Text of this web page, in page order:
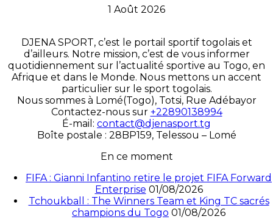
1 Août 2026
DJENA SPORT, c’est le portail sportif togolais et
d’ailleurs. Notre mission, c’est de vous informer
quotidiennement sur l’actualité sportive au Togo, en
Afrique et dans le Monde. Nous mettons un accent
particulier sur le sport togolais.
Nous sommes à Lomé(Togo), Totsi, Rue Adébayor
Contactez-nous sur +22890138994
É-mail: contact@djenasport.tg
Boîte postale : 28BP159, Telessou – Lomé
En ce moment
FIFA : Gianni Infantino retire le projet FIFA Forward
Enterprise 01/08/2026
Tchoukball : The Winners Team et King TC sacrés
champions du Togo 01/08/2026